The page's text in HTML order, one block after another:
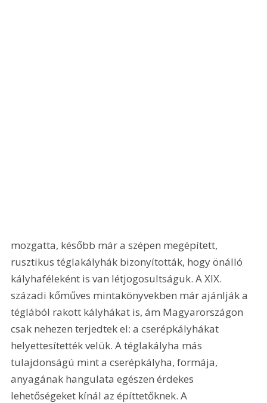
mozgatta, később már a szépen megépített,
rusztikus téglakályhák bizonyították, hogy önálló
kályhaféleként is van létjogosultságuk. A XIX.
századi kőműves mintakönyvekben már ajánlják a
téglából rakott kályhákat is, ám Magyarországon
csak nehezen terjedtek el: a cserépkályhákat
helyettesítették velük. A téglakályha más
tulajdonságú mint a cserépkályha, formája,
anyagának hangulata egészen érdekes
lehetőségeket kínál az építtetőknek. A